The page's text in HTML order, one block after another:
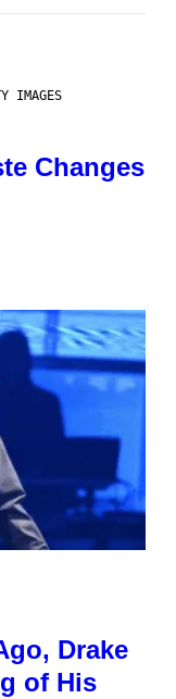
IMAGES
Changes
Drake
of His